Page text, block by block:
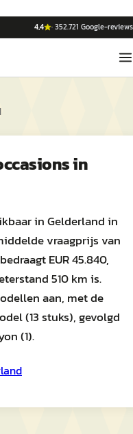
4,4 ·352.721 Google-reviews
in
in Gelderland in
vraagprijs van
EUR 45.840,
510 km is.
aan, met de
(13 stuks), gevolgd
(1).